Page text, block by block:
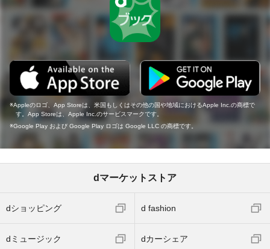
Appleのロゴ、App Storeは、米国もしくはその他の国や地域におけるApple Inc.の商標で
す。App Storeは、Apple Inc.のサービスマークです。
Google Play および Google Play ロゴは Google LLC の商標です。
dマーケットストア
dショッピング d fashion
dミュージック dカーシェア